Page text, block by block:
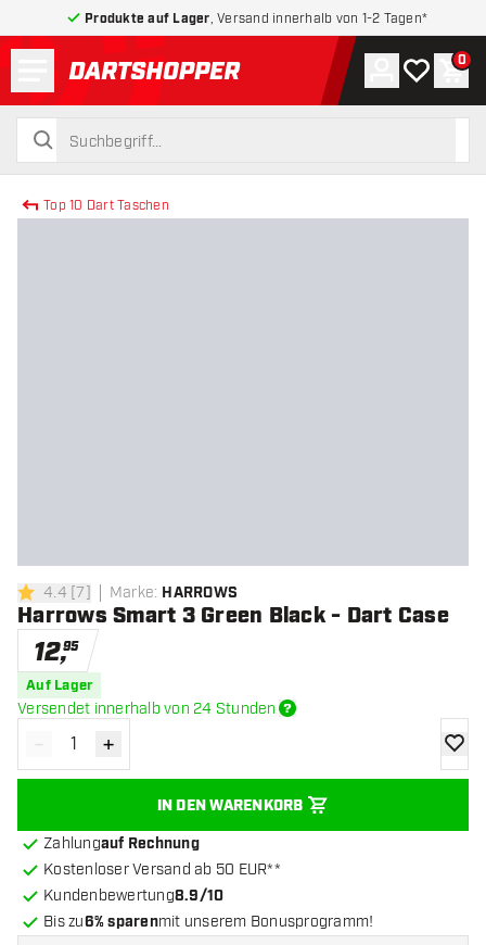
Produkte auf Lager , Versand innerhalb von 1-2 Tagen*
zurück zur Startseite
suchen
suchen
Konto
Meine 0
Top 10 Dart Taschen
4.4 Bewertungssterne
4.4 [7] Marke: HARROWS
Harrows Smart 3 Green Black - Dart Case
12,95
Auf Lager
Versendet innerhalb von 24 Stunden
Menge verringern
- Menge erhöhen
+
IN DEN WARENKORB
Zur
Zahlungauf Rechnung
Kostenloser Versand ab 50 EUR**
Kundenbewertung8.9/10
Bis zu6% sparenmit unserem Bonusprogramm!